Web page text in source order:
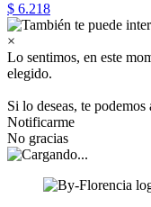
$ 6.218
×
Lo sentimos, en este
elegido.
Si lo deseas, te
Notificarme
No gracias